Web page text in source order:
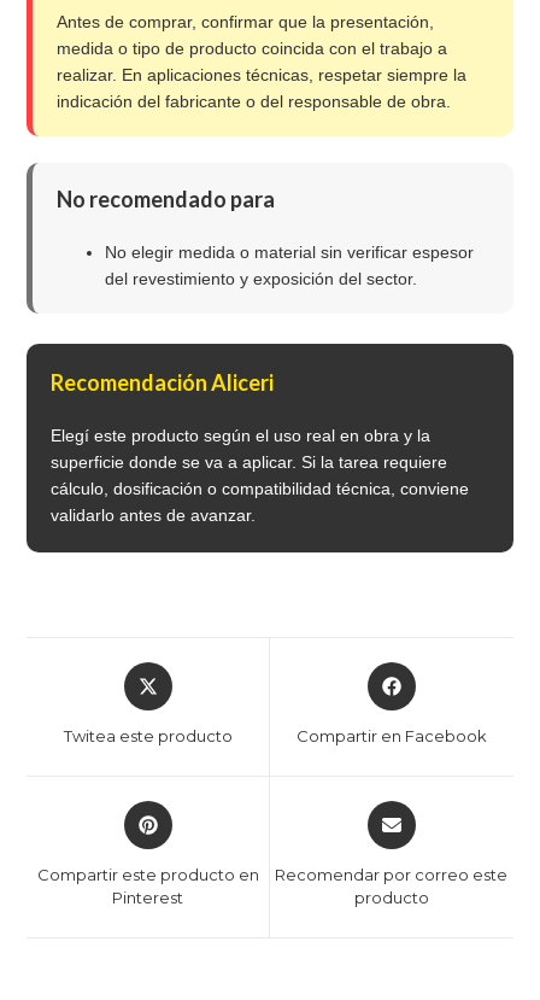
Antes de comprar, confirmar que la presentación,
medida o tipo de producto coincida con el trabajo a
realizar. En aplicaciones técnicas, respetar siempre la
indicación del fabricante o del responsable de obra.
No recomendado para
No elegir medida o material sin verificar espesor
del revestimiento y exposición del sector.
Recomendación Aliceri
Elegí este producto según el uso real en obra y la
superficie donde se va a aplicar. Si la tarea requiere
cálculo, dosificación o compatibilidad técnica, conviene
validarlo antes de avanzar.
Twitea este producto Compartir en Facebook
Compartir este producto en
Pinterest
Recomendar por correo este
producto